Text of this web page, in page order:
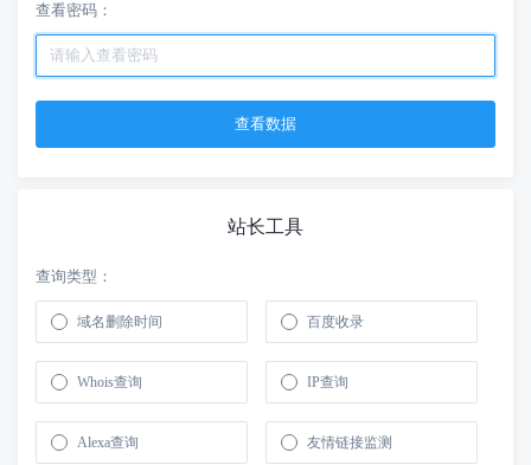
查看密码：
站长工具
查询类型：
域名删除时间 百度收录
Whois查询 IP查询
Alexa查询 友情链接监测